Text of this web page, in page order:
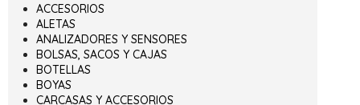
ACCESORIOS
ALETAS
ANALIZADORES Y SENSORES
BOLSAS, SACOS Y CAJAS
BOTELLAS
BOYAS
CARCASAS Y ACCESORIOS